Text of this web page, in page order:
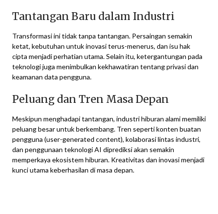
Tantangan Baru dalam Industri
Transformasi ini tidak tanpa tantangan. Persaingan semakin
ketat, kebutuhan untuk inovasi terus-menerus, dan isu hak
cipta menjadi perhatian utama. Selain itu, ketergantungan pada
teknologi juga menimbulkan kekhawatiran tentang privasi dan
keamanan data pengguna.
Peluang dan Tren Masa Depan
Meskipun menghadapi tantangan, industri hiburan alami memiliki
peluang besar untuk berkembang. Tren seperti konten buatan
pengguna (user-generated content), kolaborasi lintas industri,
dan penggunaan teknologi AI diprediksi akan semakin
memperkaya ekosistem hiburan. Kreativitas dan inovasi menjadi
kunci utama keberhasilan di masa depan.